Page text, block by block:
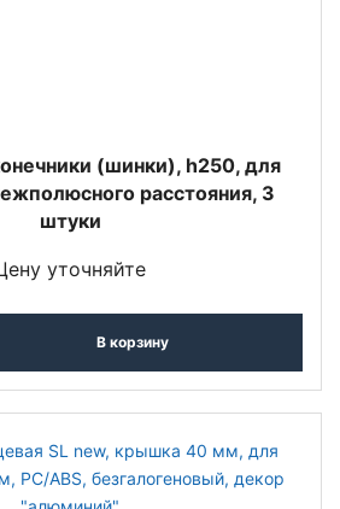
(шинки), h250, для
расстояния, 3
штуки
уточняйте
В корзину